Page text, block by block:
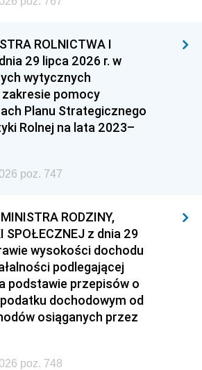
ROLNICTWA I
29 lipca 2026 r. w
wytycznych
pomocy
Planu Strategicznego
Rolnej na lata 2023–
poz. 747
RODZINY,
SPOŁECZNEJ z dnia 29
wysokości dochodu
podlegającej
podstawie przepisów o
dochodowym od
osiąganych przez
poz. 748